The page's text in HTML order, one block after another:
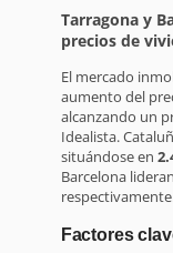
Tarragona y
precios de
El mercado
aumento del
alcanzando un
Idealista.
situándose en
Barcelona
Factores